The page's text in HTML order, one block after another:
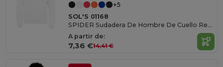
+5
SOL'S 01168
SPIDER Sudadera De Hombre De Cuello Redondo
A partir de:
7,36 €14,41 €